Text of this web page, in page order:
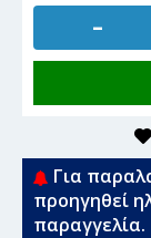
-
Για
προηγηθεί
παραγγελία.